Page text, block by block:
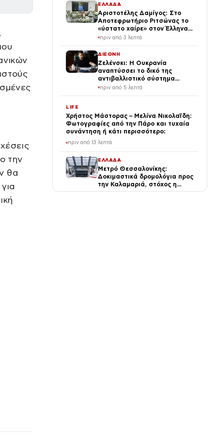
την
θα
ΕΛΛΑΔΑ
Αριστοτέλης Δαμίγος: Στο
Αποτεφρωτήριο Ριτσώνας το
«ύστατο χαίρε» στον Έλληνα
σύνδεσμο του ελικοπτέρου
πριν από 3 λεπτά
ΔΙΕΘΝΗ
Ζελένσκι: Η Ουκρανία
αναπτύσσει το δικό της
αντιβαλλιστικό σύστημα
FREYJA – «Έχουμε τη γνώση
πριν από 5 λεπτά
LIFE
Χρήστος Μάστορας – Μελίνα Νικολαΐδη:
Φωτογραφίες από την Πάρο και τυχαία
συνάντηση ή κάτι περισσότερο;
πριν από 13 λεπτά
ΕΛΛΑΔΑ
Μετρό Θεσσαλονίκης:
Δοκιμαστικά δρομολόγια προς
την Καλαμαριά, στόχος η
λειτουργία έως τέλος
πριν από 19 λεπτά